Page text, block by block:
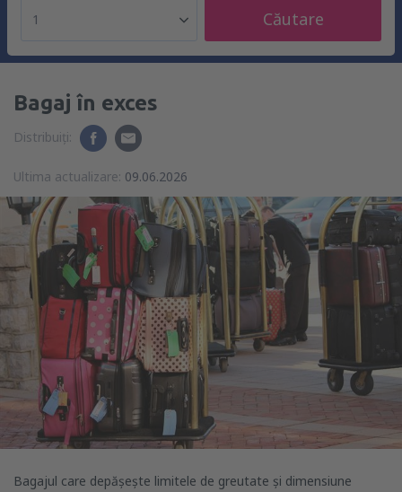
1 Căutare
Bagaj în exces
Distribuiți:
Ultima actualizare: 09.06.2026
Bagajul care depășește limitele de greutate și dimensiune